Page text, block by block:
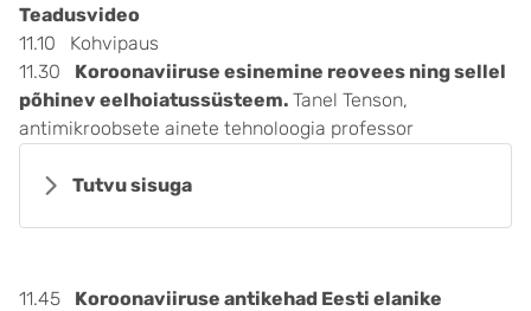
Teadusvideo
11.10 Kohvipaus
11.30 Koroonaviiruse esinemine reovees ning sellel
põhinev eelhoiatussüsteem. Tanel Tenson,
antimikroobsete ainete tehnoloogia professor
Tutvu sisuga
11.45 Koroonaviiruse antikehad Eesti elanike